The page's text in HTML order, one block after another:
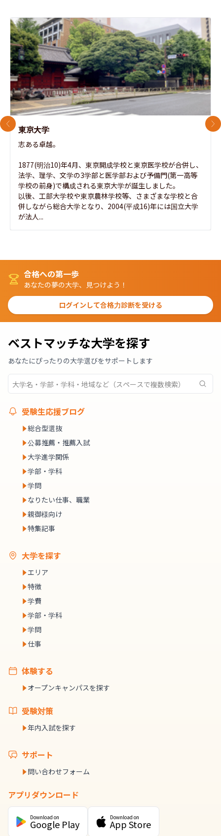
東京大学
志ある卓越。
1877(明治10)年4月、東京開成学校と東京医学校が合併し、
法学、理学、文学の3学部と医学部および予備門(第一高等
学校の前身)で構成される東京大学が誕生しました。
以後、工部大学校や東京農林学校等、さまざまな学校と合
併しながら総合大学となり、2004(平成16)年には国立大学
が法人...
前のスライド 次
合格への第一歩
あなたの夢の大学、見つけよう！
ログインして合格力診断を受ける
ベストマッチな大学を探す
あなたにぴったりの大学選びをサポートします
受験生応援ブログ
総合型選抜
公募推薦・推薦入試
大学進学関係
学部・学科
学問
なりたい仕事、職業
親御様向け
特集記事
大学を探す
エリア
特徴
学費
学部・学科
学問
仕事
体験する
オープンキャンパスを探す
受験対策
年内入試を探す
サポート
問い合わせフォーム
アプリダウンロード
Download on
Google Play
Download on
App Store